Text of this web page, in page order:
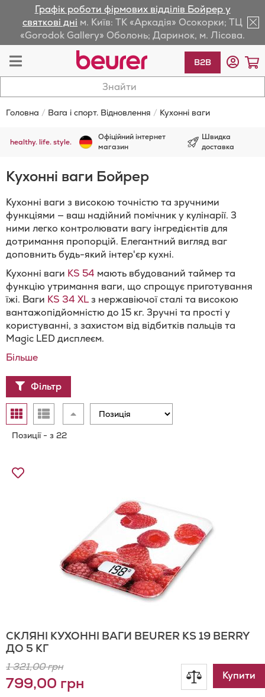
Графік роботи фірмових відділів Бойрер у
святкові дні м. Київ: ТК «Аркадія» Осокорки; ТЦ
«Gorodok Gallery» Оболонь; Даринок, м. Лісова.
Toggle
Nav
B2B
Головна Вага і спорт. Відновлення Кухонні ваги
healthy. life. style.
Офіційний інтернет
магазин
Швидка
доставка
Кухонні ваги Бойрер
Кухонні ваги з високою точністю та зручними
функціями — ваш надійний помічник у кулінарії. З
ними легко контролювати вагу інгредієнтів для
дотримання пропорцій. Елегантний вигляд ваг
доповнить будь-який інтер'єр кухні.
Кухонні ваги KS 54 мають вбудований таймер та
функцію утримання ваги, що спрощує приготування
їжі. Ваги KS 34 XLз нержавіючої сталі та високою
вантажопідйомністю до 15 кг. Зручні та прості у
користуванні, з захистом від відбитків пальців та
Magic LED дисплеєм.
Більше
Відобразити
як
ТаблицяСписок Сортувати
Позиції - з 22
СКЛЯНІ КУХОННІ ВАГИ BEURER KS 19 BERRY
ДО 5 КГ
799,00 грн
1 321,00 грн
Додати
Додати
Купити
Фільтр